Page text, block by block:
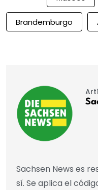
Brandemburgo
Sachsen News es
sí. Se aplica el